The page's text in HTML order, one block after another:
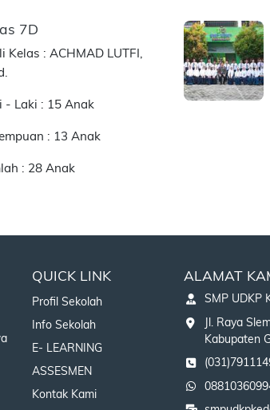
7D
Kelas : ACHMAD LUTFI,
- Laki : 15 Anak
: 13 Anak
: 28 Anak
QUICK LINK
Profil Sekolah
Info Sekolah
E- LEARNING
ASSESMEN
Kontak Kami
ALAMAT
SMP UDKP
Jl. Raya
Kabupaten